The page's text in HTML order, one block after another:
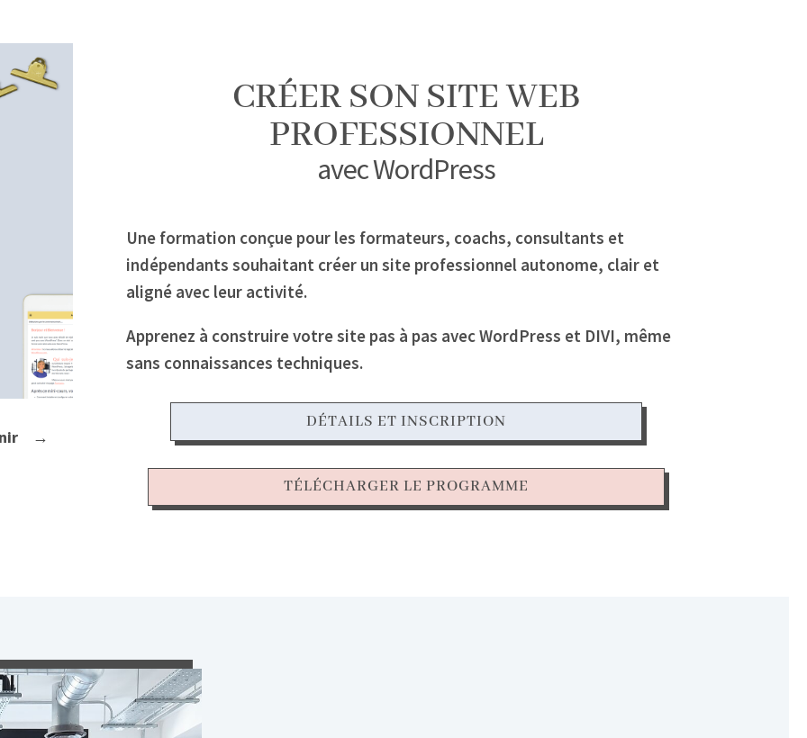
→
CRÉER SON SITE WEB
PROFESSIONNEL
avec WordPress
Une formation conçue pour les formateurs, coachs, consultants et
indépendants souhaitant créer un site professionnel autonome, clair et
aligné avec leur activité.
Apprenez à construire votre site pas à pas avec WordPress et DIVI, même
sans connaissances techniques.
DÉTAILS ET INSCRIPTION
TÉLÉCHARGER LE PROGRAMME